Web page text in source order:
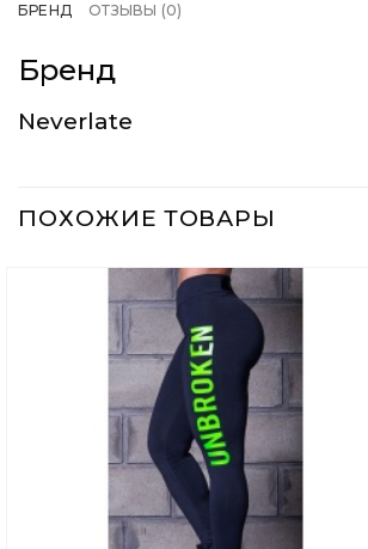
БРЕНД ОТЗЫВЫ (0)
Бренд
Neverlate
ПОХОЖИЕ ТОВАРЫ